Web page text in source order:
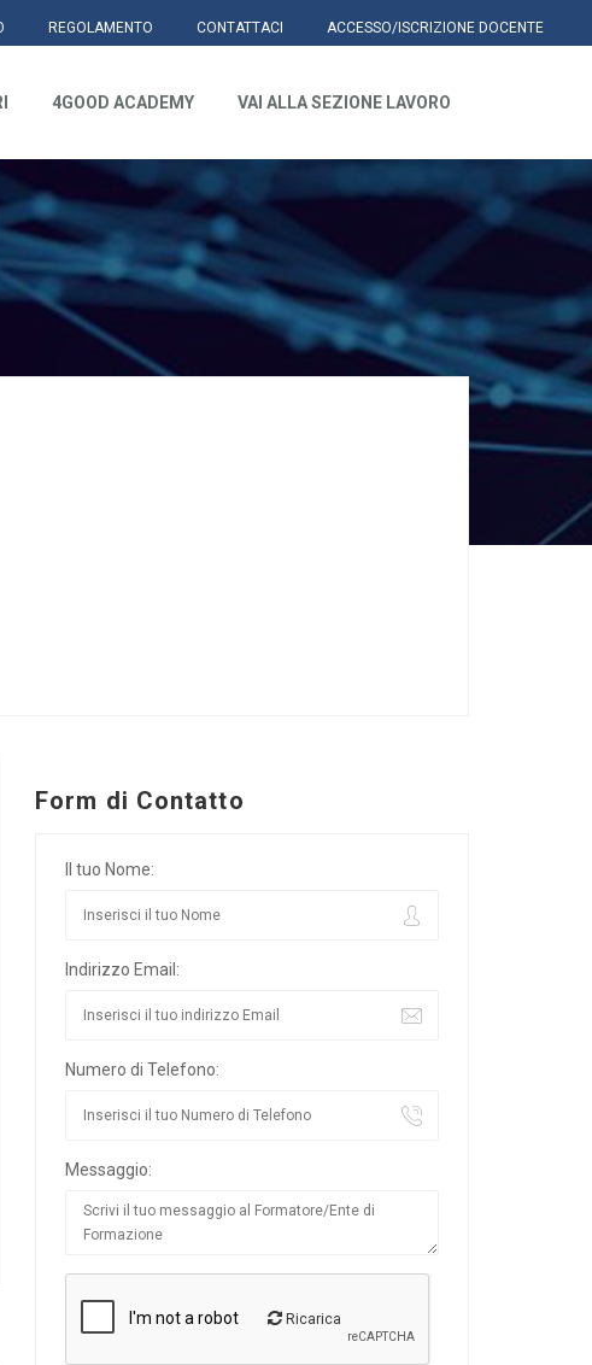
REGOLAMENTO CONTATTACI ACCESSO/ISCRIZIONE DOCENTE
4GOOD ACADEMY VAI ALLA SEZIONE LAVORO
Form di Contatto
Il tuo Nome:
Indirizzo Email:
Numero di Telefono:
Messaggio:
Ricarica